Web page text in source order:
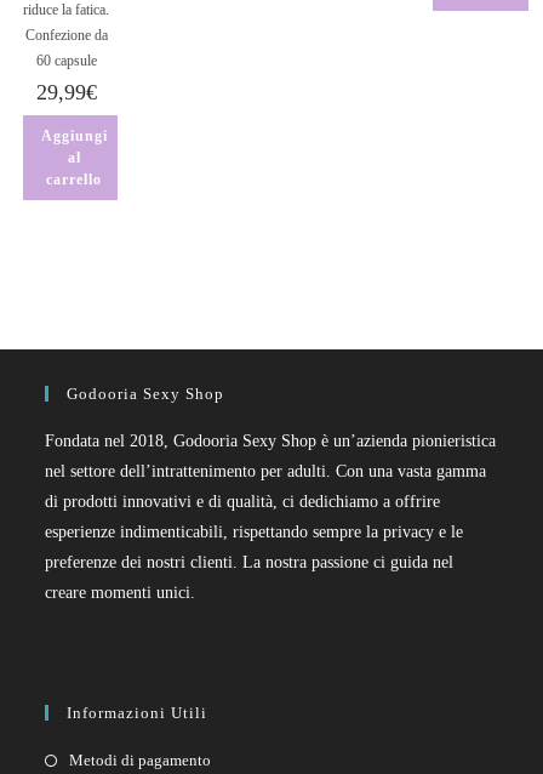
riduce la fatica.
Confezione da
60 capsule
29,99€
Aggiungi
al
carrello
Godooria Sexy Shop
Fondata nel 2018, Godooria Sexy Shop è un’azienda pionieristica
nel settore dell’intrattenimento per adulti. Con una vasta gamma
di prodotti innovativi e di qualità, ci dedichiamo a offrire
esperienze indimenticabili, rispettando sempre la privacy e le
preferenze dei nostri clienti. La nostra passione ci guida nel
creare momenti unici.
Informazioni Utili
Metodi di pagamento